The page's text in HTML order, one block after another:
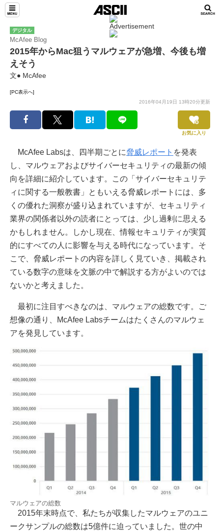
デジタル
McAfee Blog
2015年からMac狙うマルウェアが急増、今後も増
えそう
文● McAfee
[PC表示へ]
2016年04月19日 13時20分更新
お気に入り
McAfee Labsは、四半期ごとに脅威レポート を発表
し、マルウェアおよびサイバーセキュリティの最新の傾
向を詳細に紹介しています。この「サイバーセキュリテ
ィに関する一般教書」ともいえる脅威レポートには、多
くの優れた洞察が盛り込まれていますが、セキュリティ
業界の関係者以外の読者にとっては、少し過剰に思える
かもしれません。しかし現在、情報セキュリティが実質
的にすべての人に影響を与える時代になっています。そ
こで、脅威レポートの内容を詳しく見ていき、掲載され
ている数字の意味を文脈の中で解説する方がよいのでは
ないかと考えました。
最初に注目すべきなのは、マルウェアの総数です。ご
想像の通り、McAfee Labsチームはたくさんのマルウェ
アを発見しています。
マルウェアの総数
2015年末時点で、私たちが収集したマルウェアのユニ
ークサンプルの総数は5億件に迫っていました。世の中